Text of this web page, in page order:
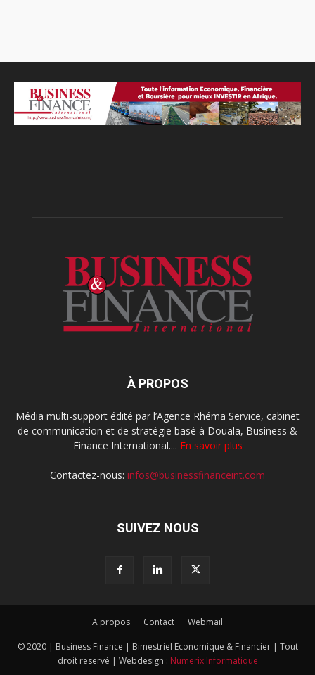
À PROPOS
Média multi-support édité par l’Agence Rhéma Service, cabinet
de communication et de stratégie basé à Douala, Business &
Finance International.... En savoir plus
Contactez-nous: infos@businessfinanceint.com
SUIVEZ NOUS
A propos Contact Webmail
© 2020 | Business Finance | Bimestriel Economique & Financier | Tout
droit reservé | Webdesign : Numerix Informatique